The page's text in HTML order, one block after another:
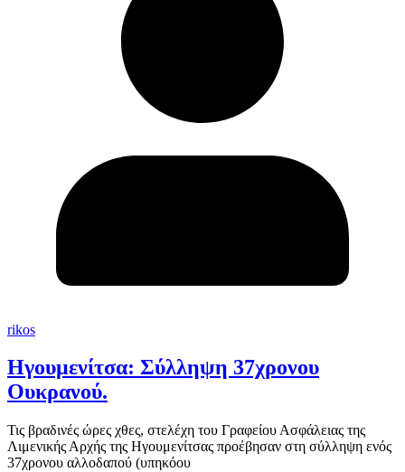
rikos
Ηγουμενίτσα: Σύλληψη 37χρονου
Ουκρανού.
Τις βραδινές ώρες χθες, στελέχη του Γραφείου Ασφάλειας της
Λιμενικής Αρχής της Ηγουμενίτσας προέβησαν στη σύλληψη ενός
37χρονου αλλοδαπού (υπηκόου